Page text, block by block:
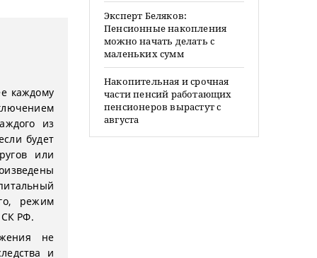
каждому
из
будет
или
режим
СК РФ.
не
и
Эксперт Беляков:
Пенсионные накопления
можно начать делать с
маленьких сумм
Накопительная и срочная
части пенсий работающих
пенсионеров вырастут с
августа